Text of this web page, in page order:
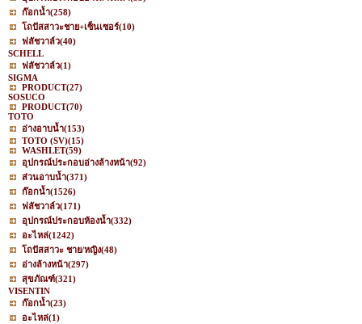
ก๊อกน้ำ(258)
โถปัสสาวะชาย+เซ็นเซอร์(10)
ฟลัชวาล์ว(40)
SCHELL
ฟลัชวาล์ว(1)
SIGMA
PRODUCT(27)
SOSUCO
PRODUCT(70)
TOTO
อ่างอาบน้ำ(153)
TOTO (SV)(15)
WASHLET(59)
อุปกรณ์ประกอบอ่างล้างหน้า(92)
ส่วนอาบน้ำ(371)
ก๊อกน้ำ(1526)
ฟลัชวาล์ว(171)
อุปกรณ์ประกอบห้องน้ำ(332)
อะไหล่(1242)
โถปัสสาวะ ชาย/หญิง(48)
อ่างล้างหน้า(297)
สุขภัณฑ์(321)
VISENTIN
ก๊อกน้ำ(23)
อะไหล่(1)